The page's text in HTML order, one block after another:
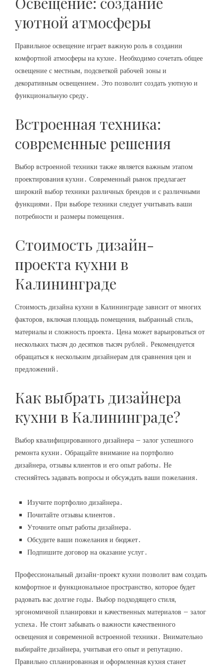
уютной атмосферы
Правильное освещение играет важную роль в создании
комфортной атмосферы на кухне․ Необходимо сочетать общее
освещение с местным, подсветкой рабочей зоны и
декоративным освещением․ Это позволит создать уютную и
функциональную среду․
Встроенная техника:
современные решения
Выбор встроенной техники также является важным этапом
проектирования кухни․ Современный рынок предлагает
широкий выбор техники различных брендов и с различными
функциями․ При выборе техники следует учитывать ваши
потребности и размеры помещения․
Стоимость дизайн-
проекта кухни в
Калининграде
Стоимость дизайна кухни в Калининграде зависит от многих
факторов, включая площадь помещения, выбранный стиль,
материалы и сложность проекта․ Цена может варьироваться от
нескольких тысяч до десятков тысяч рублей․ Рекомендуется
обращаться к нескольким дизайнерам для сравнения цен и
предложений․
Как выбрать дизайнера
кухни в Калининграде?
Выбор квалифицированного дизайнера – залог успешного
ремонта кухни․ Обращайте внимание на портфолио
дизайнера, отзывы клиентов и его опыт работы․ Не
стесняйтесь задавать вопросы и обсуждать ваши пожелания․
Изучите портфолио дизайнера․
Почитайте отзывы клиентов․
Уточните опыт работы дизайнера․
Обсудите ваши пожелания и бюджет․
Подпишите договор на оказание услуг․
Профессиональный дизайн-проект кухни позволит вам создать
комфортное и функциональное пространство, которое будет
радовать вас долгие годы․ Выбор подходящего стиля,
эргономичной планировки и качественных материалов – залог
успеха․ Не стоит забывать о важности качественного
освещения и современной встроенной техники․ Внимательно
выбирайте дизайнера, учитывая его опыт и репутацию․
Правильно спланированная и оформленная кухня станет